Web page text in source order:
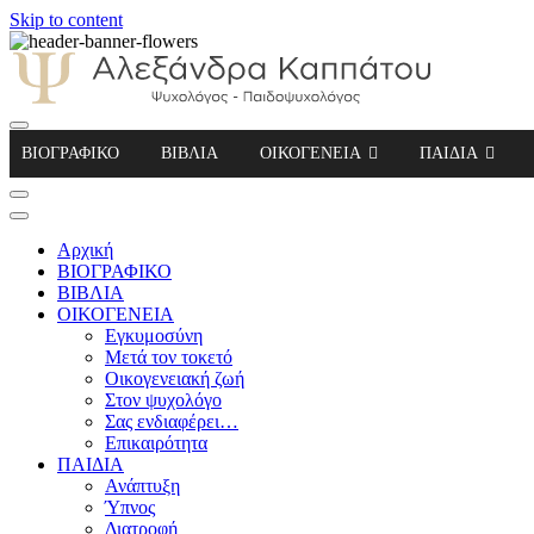
Skip to content
Αλεξάνδρα Καππάτου Ψυχολόγος –
ΒΙΟΓΡΑΦΙΚΟ ΒΙΒΛΙΑ ΟΙΚΟΓΕΝΕΙΑ ΠΑΙΔΙΑ
Αρχική
ΒΙΟΓΡΑΦΙΚΟ
ΒΙΒΛΙΑ
ΟΙΚΟΓΕΝΕΙΑ
Εγκυμοσύνη
Μετά τον τοκετό
Οικογενειακή ζωή
Στον ψυχολόγο
Σας ενδιαφέρει…
Επικαιρότητα
ΠΑΙΔΙΑ
Ανάπτυξη
Ύπνος
Διατροφή